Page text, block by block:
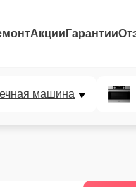
Акции Гарантии
машина